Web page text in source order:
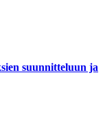
suunnitteluun ja